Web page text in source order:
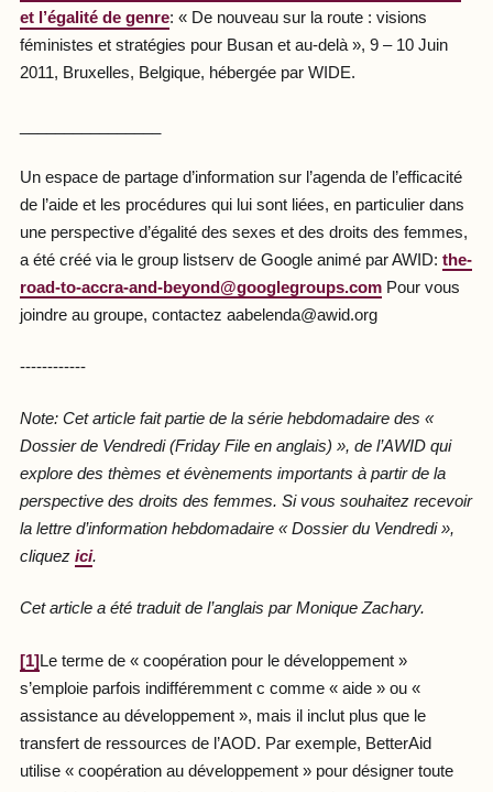
et l’égalité de genre: « De nouveau sur la route : visions
féministes et stratégies pour Busan et au-delà », 9 – 10 Juin
2011, Bruxelles, Belgique, hébergée par WIDE.
Un espace de partage d’information sur l’agenda de l’efficacité
de l’aide et les procédures qui lui sont liées, en particulier dans
une perspective d’égalité des sexes et des droits des femmes,
a été créé via le group listserv de Google animé par AWID: the-
road-to-accra-and-beyond@googlegroups.comPour vous
joindre au groupe, contactez aabelenda@awid.org
------------
Note: Cet article fait partie de la série hebdomadaire des «
Dossier de Vendredi (Friday File en anglais) », de l’AWID qui
explore des thèmes et évènements importants à partir de la
perspective des droits des femmes. Si vous souhaitez recevoir
la lettre d’information hebdomadaire « Dossier du Vendredi »,
cliquez ici.
Cet article a été traduit de l’anglais par Monique Zachary.
[1]Le terme de « coopération pour le développement »
s’emploie parfois indifféremment c comme « aide » ou «
assistance au développement », mais il inclut plus que le
transfert de ressources de l’AOD. Par exemple, BetterAid
utilise « coopération au développement » pour désigner toute